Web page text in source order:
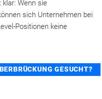
Wenn sie
sich Unternehmen bei
Positionen keine
GESUCHT?